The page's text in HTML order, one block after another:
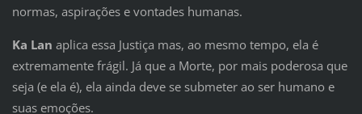
normas, aspirações e vontades humanas.
Ka Lan aplica essa Justiça mas, ao mesmo tempo, ela é
extremamente frágil. Já que a Morte, por mais poderosa que
seja (e ela é), ela ainda deve se submeter ao ser humano e
suas emoções.